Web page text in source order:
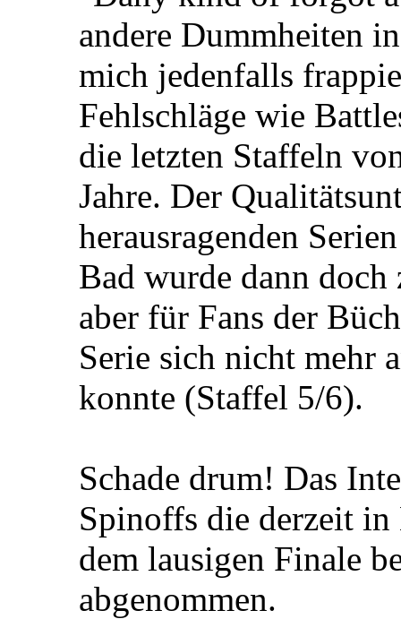
andere Dummheiten
mich jedenfalls
Fehlschläge wie
die letzten Staffeln
Jahre. Der
herausragenden
Bad wurde dann
aber für Fans der
Serie sich nicht mehr
konnte (Staffel 5/6).
Schade drum! Das
Spinoffs die derzeit
dem lausigen Finale
abgenommen.